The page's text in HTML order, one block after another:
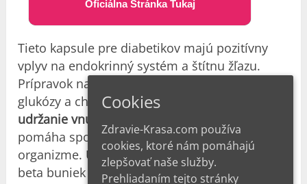
Oficiálna Stránka Tukaj
Tieto kapsule pre diabetikov majú pozitívny
vplyv na endokrinný systém a štítnu žľazu.
Prípravok na udržanie normálnej hladiny
glukózy a cholesterolu v krvi
udržanie vnútornej rovnováhy
pomáha spomaliť uvoľňovanie sacharidov v
organizme. Urychľuje tiež proces regenerácie
beta buniek pankreasu a zlepšuje funkciu
Cookies
Zdravie-Krasa.com používa
cookies, ktoré nám pomáhajú
zlepšovať naše služby.
Prehliadaním tejto stránky